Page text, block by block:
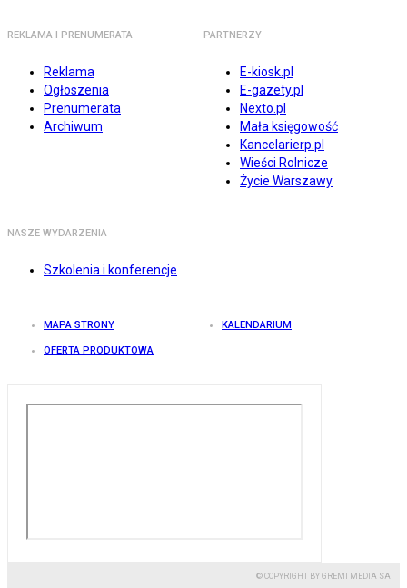
REKLAMA I PRENUMERATA
Reklama
Ogłoszenia
Prenumerata
Archiwum
PARTNERZY
E-kiosk.pl
E-gazety.pl
Nexto.pl
Mała księgowość
Kancelarierp.pl
Wieści Rolnicze
Życie Warszawy
NASZE WYDARZENIA
Szkolenia i konferencje
MAPA STRONY KALENDARIUM
OFERTA PRODUKTOWA
© COPYRIGHT BY GREMI MEDIA SA